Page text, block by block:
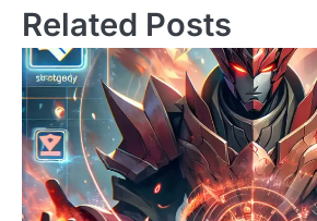
Related Posts